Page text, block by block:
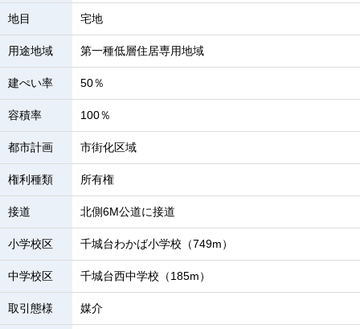
地目 宅地
用途地域 第一種低層住居専用地域
建ぺい率 50％
容積率 100％
都市計画 市街化区域
権利種類 所有権
接道 北側6M公道に接道
小学校区 千城台わかば小学校（749m）
中学校区 千城台西中学校（185m）
取引態様 媒介